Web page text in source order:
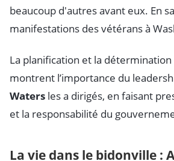
beaucoup d'autres avant eux. En
manifestations des vétérans à
La planification et la détermination
montrent l’importance du
Waters les a dirigés, en faisant
et la responsabilité du
La vie dans le bidonville :